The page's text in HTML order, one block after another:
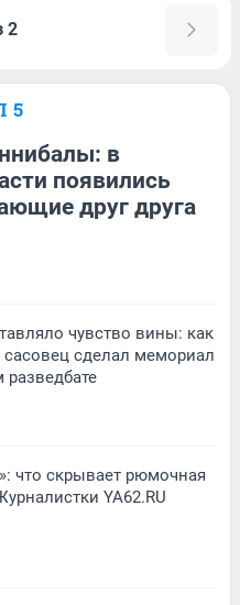
2
5
в
появились
друг друга
чувство вины: как
сделал мемориал
что скрывает рюмочная
YA62.RU